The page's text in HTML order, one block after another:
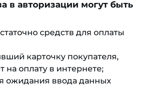
в авторизации могут быть
средств для оплаты
карточку покупателя,
на оплату в интернете;
ожидания ввода данных